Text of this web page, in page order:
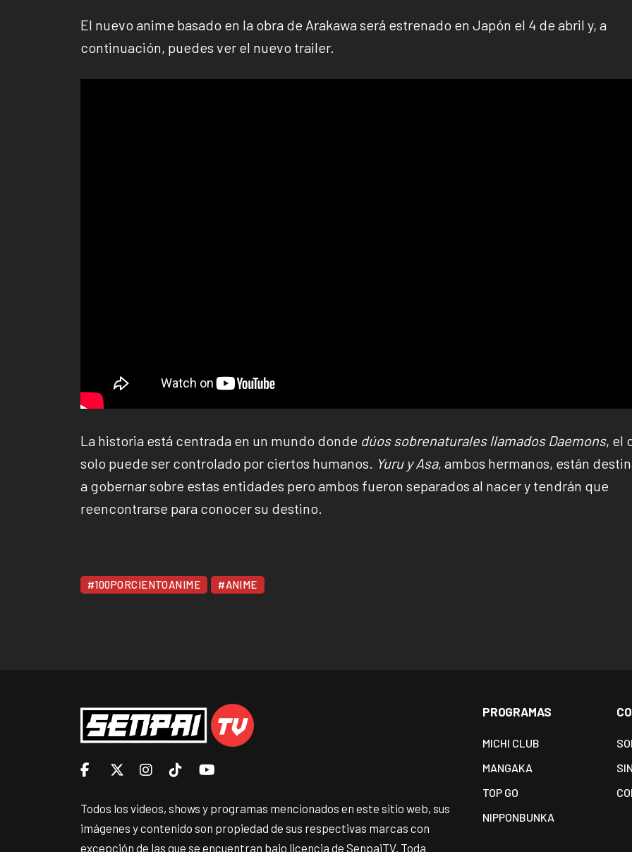
El nuevo anime basado en la obra de Arakawa será estrenado en Japón el 4 de abril y, a
continuación, puedes ver el nuevo trailer.
La historia está centrada en un mundo donde dúos sobrenaturales llamados Daemons, el
solo puede ser controlado por ciertos humanos. Yuru y Asa, ambos hermanos, están
a gobernar sobre estas entidades pero ambos fueron separados al nacer y tendrán que
reencontrarse para conocer su destino.
#100PORCIENTOANIME #ANIME
Todos los videos, shows y programas mencionados en este sitio web, sus
imágenes y contenido son propiedad de sus respectivas marcas con
excepción de las que se encuentran bajo licencia de SenpaiTV. Toda
PROGRAMAS
MICHI CLUB
MANGAKA
TOP GO
NIPPONBUNKA